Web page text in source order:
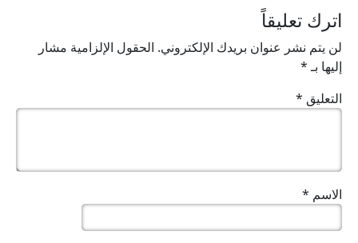
اترك تعليقاً
لن يتم نشر عنوان بريدك الإلكتروني. الحقول الإلزامية مشار
إليها بـ*
التعليق *
الاسم *